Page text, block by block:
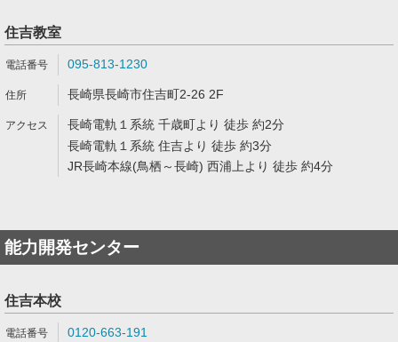
住吉教室
095-813-1230
長崎県長崎市住吉町2-26 2F
長崎電軌１系統 千歳町より 徒歩 約2分
長崎電軌１系統 住吉より 徒歩 約3分
JR長崎本線(鳥栖～長崎) 西浦上より 徒歩 約4分
能力開発センター
住吉本校
0120-663-191